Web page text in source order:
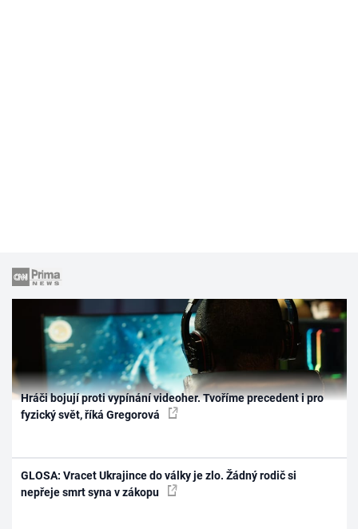
Hráči bojují proti vypínání videoher. Tvoříme precedent i pro
fyzický svět, říká Gregorová
GLOSA: Vracet Ukrajince do války je zlo. Žádný rodič si
nepřeje smrt syna v zákopu